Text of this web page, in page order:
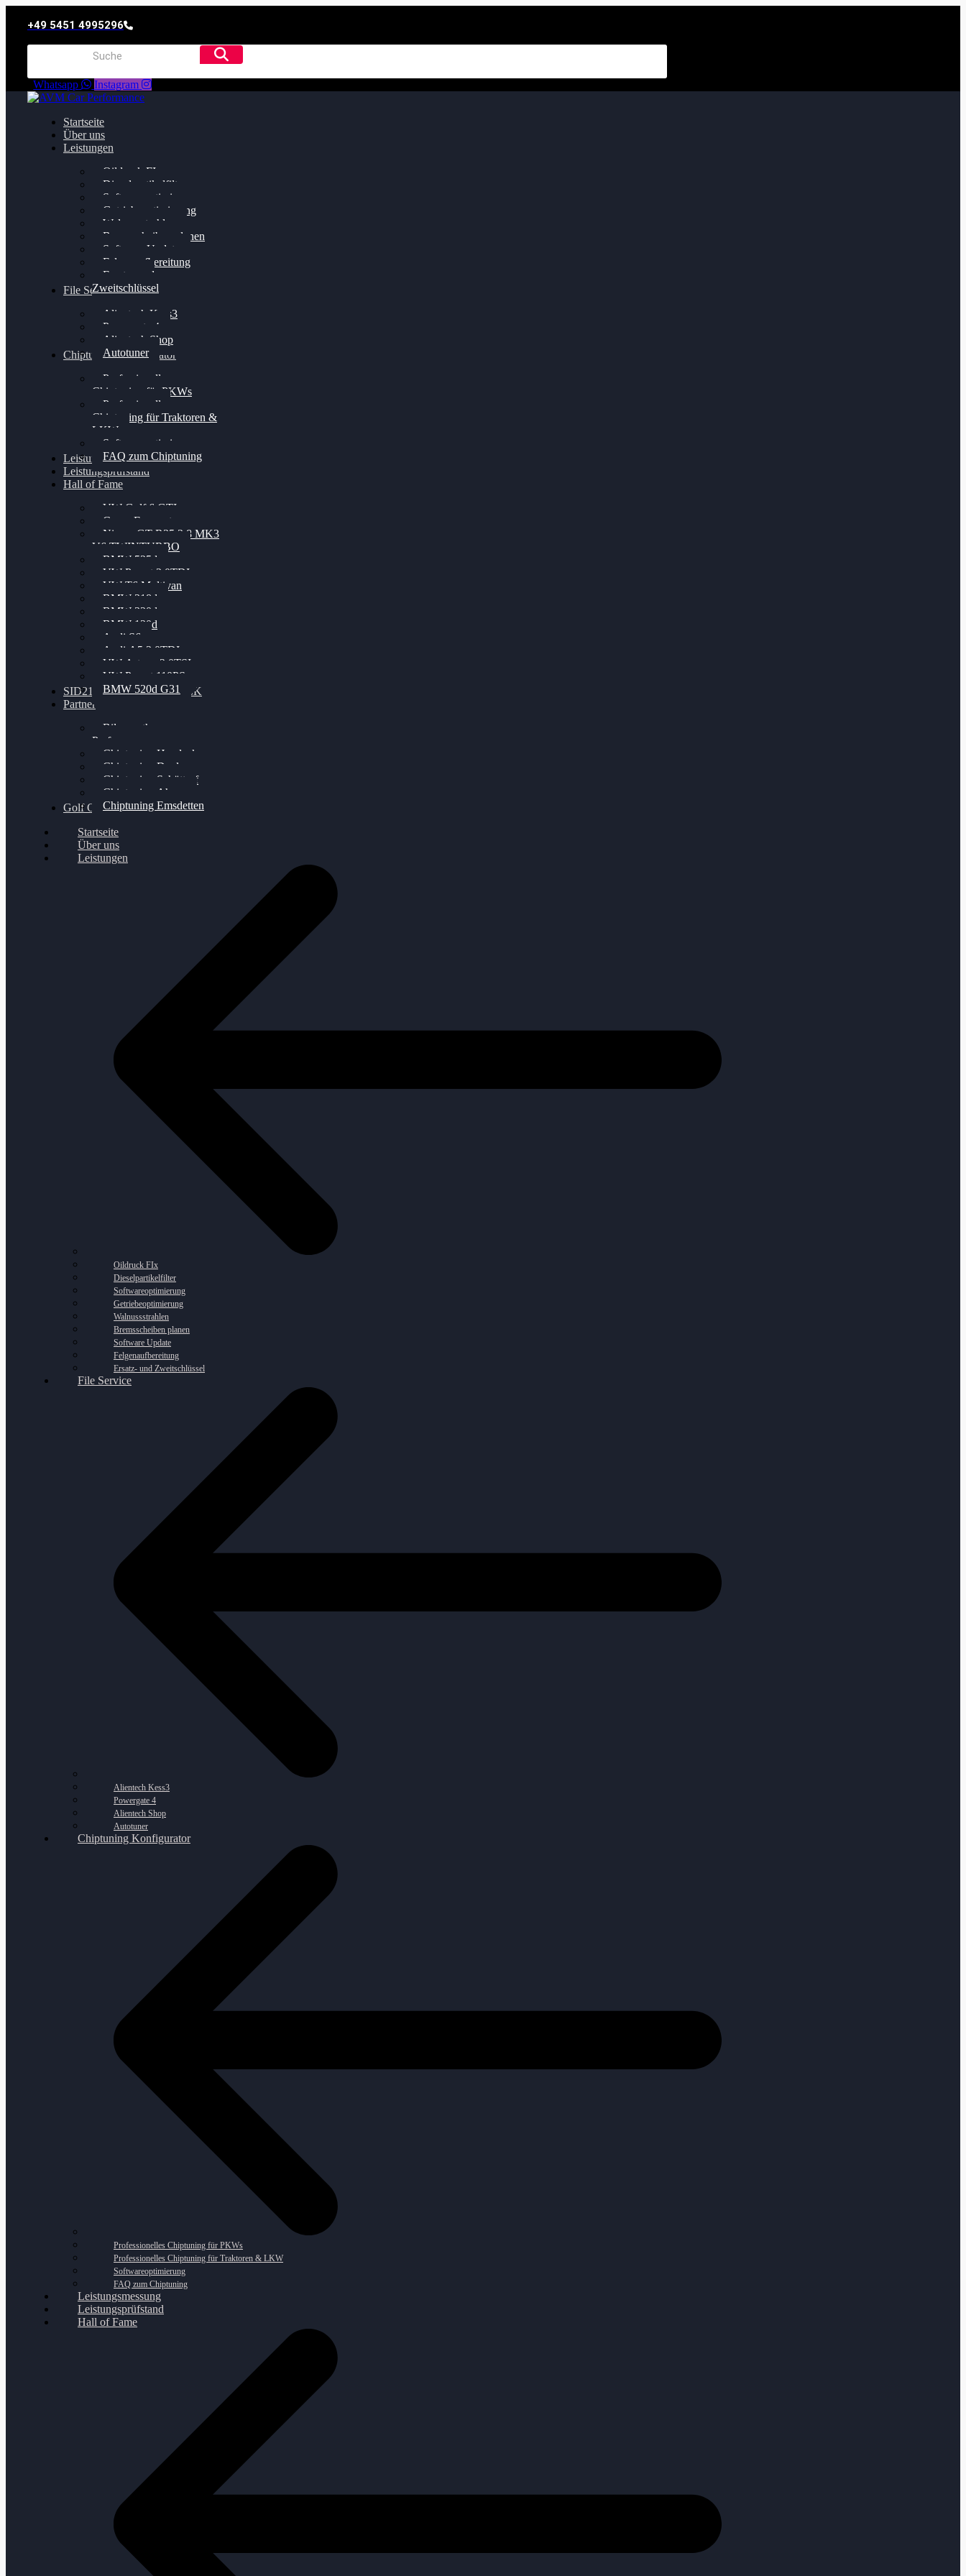
+49 5451 4995296
Whatsapp Instagram
Startseite
Über uns
Leistungen
Oildruck FIx
Dieselpartikelfilter
Softwareoptimierung
Getriebeoptimierung
Walnussstrahlen
Bremsscheiben planen
Software Update
Felgenaufbereitung
Ersatz- und
Zweitschlüssel
File Service
Alientech Kess3
Powergate 4
Alientech Shop
Autotuner
Chiptuning Konfigurator
Professionelles
Chiptuning für PKWs
Professionelles
Chiptuning für Traktoren &
LKW
Softwareoptimierung
FAQ zum Chiptuning
Leistungsmessung
Leistungsprüfstand
Hall of Fame
VW Golf 6 GTI
Cupra Formentor
Nissan GT-R35 3.8 MK3
V6 TWINTURBO
BMW 525d
VW Passat 2.0TDI
VW T6 Multivan
BMW 318d
BMW 320d
BMW 120d
Audi S6
Audi A5 3.0TDI
VW Arteon 2.0TSI
VW Passat 110PS
BMW 520d G31
SID212 / 212EVO UNLOCK
Partner
Bilgenroth
Performance
Chiptuning Herzlacke
Chiptuning Duelmen
Chiptuning Schüttorf
Chiptuning Ahaus
Chiptuning Emsdetten
Golf Gewinnspiel
Startseite
Über uns
Leistungen
Oildruck FIx
Dieselpartikelfilter
Softwareoptimierung
Getriebeoptimierung
Walnussstrahlen
Bremsscheiben planen
Software Update
Felgenaufbereitung
Ersatz- und Zweitschlüssel
File Service
Alientech Kess3
Powergate 4
Alientech Shop
Autotuner
Chiptuning Konfigurator
Professionelles Chiptuning für PKWs
Professionelles Chiptuning für Traktoren & LKW
Softwareoptimierung
FAQ zum Chiptuning
Leistungsmessung
Leistungsprüfstand
Hall of Fame